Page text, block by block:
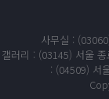
사무실 :
갤러리 : (03145) 서울
: (04509) 서